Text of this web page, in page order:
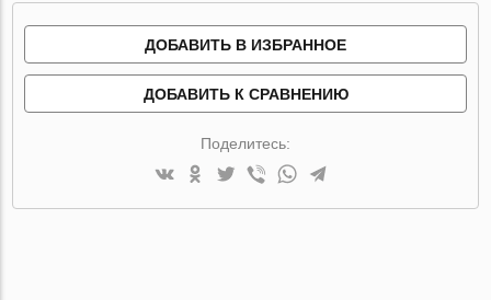
ДОБАВИТЬ В ИЗБРАННОЕ
ДОБАВИТЬ К СРАВНЕНИЮ
Поделитесь: